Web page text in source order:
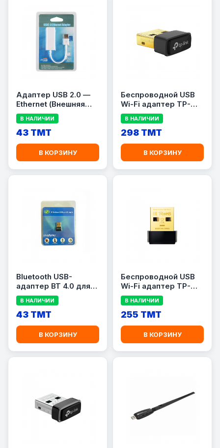
Адаптер USB 2.0 —
Ethernet (Внешняя
сетевая карта)
В НАЛИЧИИ
43 TMT
В КОРЗИНУ
Беспроводной USB
Wi-Fi адаптер TP-
Link Archer T3U Nano
AC1300, Dual Band
(2.4/5 ГГц), до 1300
Мбит/с
В НАЛИЧИИ
298 TMT
В КОРЗИНУ
Bluetooth USB-
адаптер BT 4.0 для
ПК и ноутбука
В НАЛИЧИИ
43 TMT
В КОРЗИНУ
Беспроводной USB
Wi-Fi адаптер TP-
Link Archer T2U Nano
AC600.
В НАЛИЧИИ
255 TMT
В КОРЗИНУ